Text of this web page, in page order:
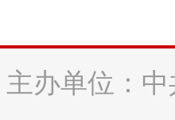
主办单位：